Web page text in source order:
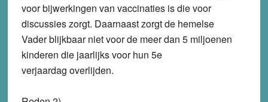
voor bijwerkingen van vaccinaties is die voor
discussies zorgt. Daarnaast zorgt de hemelse
Vader blijkbaar niet voor de meer dan 5 miljoenen
kinderen die jaarlijks voor hun 5e
verjaardag overlijden.